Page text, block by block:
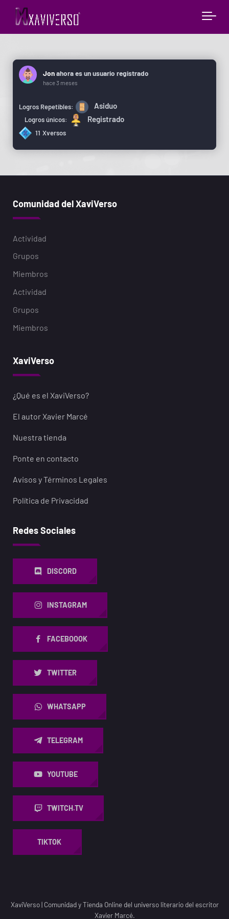
Jonahora es un usuario registrado
hace 3 meses
11 Xversos
Logros Repetibles: Asiduo
Logros únicos: Registrado
Comunidad del XaviVerso
Actividad
Grupos
Miembros
Actividad
Grupos
Miembros
XaviVerso
¿Qué es el XaviVerso?
El autor Xavier Marcé
Nuestra tienda
Ponte en contacto
Avisos y Términos Legales
Política de Privacidad
Redes Sociales
DISCORD
INSTAGRAM
FACEBOOOK
TWITTER
WHATSAPP
TELEGRAM
YOUTUBE
TWITCH.TV
TIKTOK
XaviVerso| Comunidad y Tienda Online del universo literario del escritor
Xavier Marcé.